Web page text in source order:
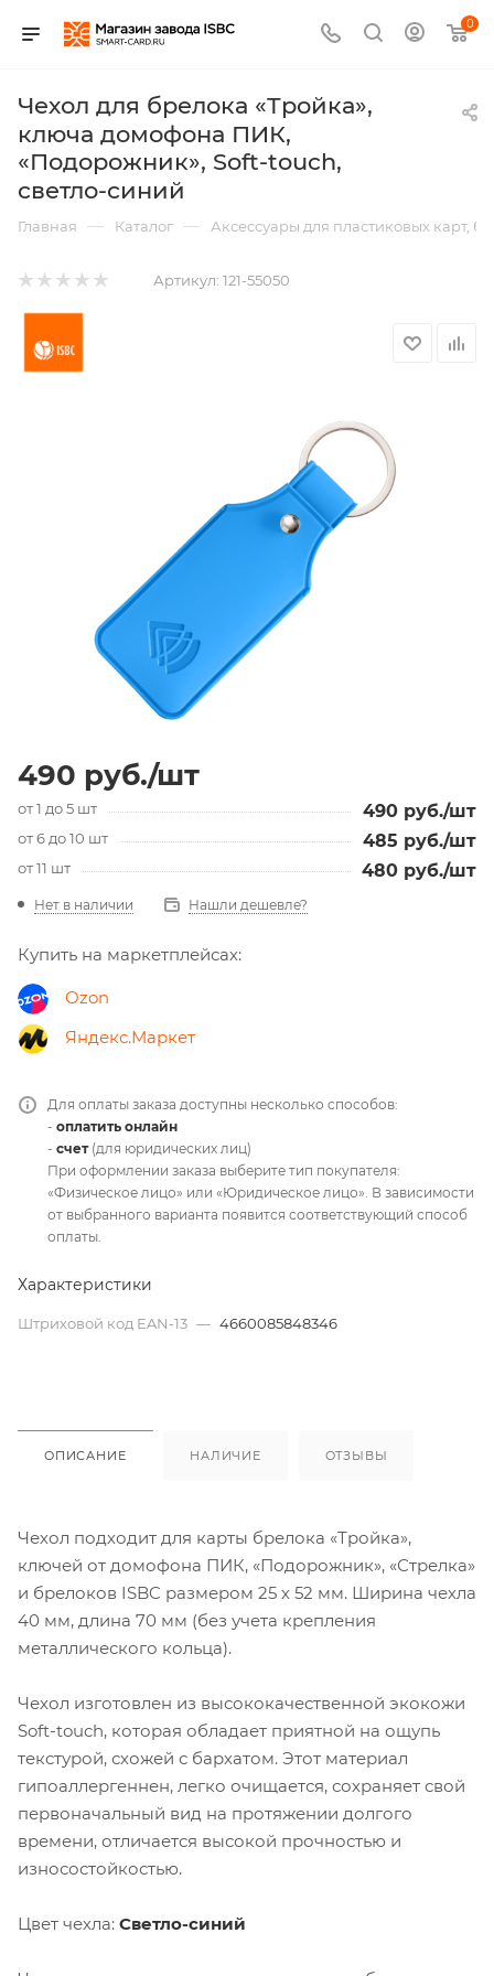
0
Чехол для брелока «Тройка»,
ключа домофона ПИК,
«Подорожник», Soft-touch,
светло-синий
Главная — Каталог — Аксессуары для пластиковых карт,
Артикул: 121-55050
490 руб./шт
от 1 до 5 шт 490 руб./шт
от 6 до 10 шт 485 руб./шт
от 11 шт 480 руб./шт
Нет в наличии Нашли дешевле?
Купить на маркетплейсах:
Ozon
Яндекс.Маркет
Для оплаты заказа доступны несколько способов:
- оплатить онлайн
- счет(для юридических лиц)
При оформлении заказа выберите тип покупателя:
«Физическое лицо» или «Юридическое лицо». В зависимости
от выбранного варианта появится соответствующий способ
оплаты.
Характеристики
Штриховой код EAN-13 — 4660085848346
ОПИСАНИЕ НАЛИЧИЕ ОТЗЫВЫ
Чехол подходит для карты брелока «Тройка»,
ключей от домофона ПИК, «Подорожник», «Стрелка»
и брелоков ISBC размером 25 х 52 мм. Ширина чехла
40 мм, длина 70 мм (без учета крепления
металлического кольца).
Чехол изготовлен из высококачественной экокожи
Soft-touch, которая обладает приятной на ощупь
текстурой, схожей с бархатом. Этот материал
гипоаллергеннен, легко очищается, сохраняет свой
первоначальный вид на протяжении долгого
времени, отличается высокой прочностью и
износостойкостью.
Цвет чехла: Светло-синий